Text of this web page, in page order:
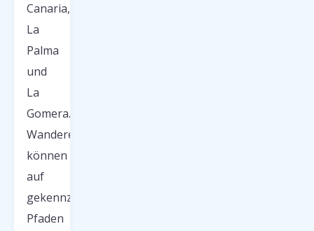
Canaria,
La
Palma
und
La
Gomera.
Wanderer
können
auf
gekennzeichneten
Pfaden